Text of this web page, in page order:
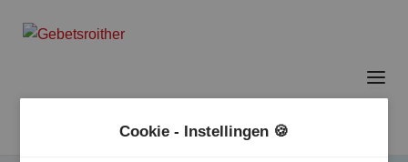
Cookie - Instellingen 🍪